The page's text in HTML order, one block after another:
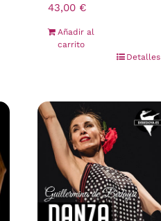
43,00 €
Añadir al
carrito
Detalles